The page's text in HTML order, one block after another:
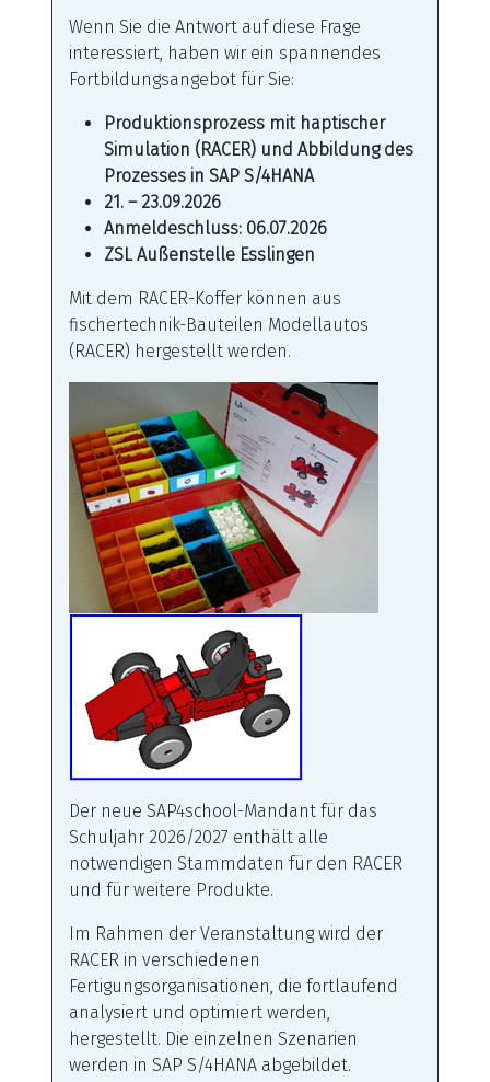
Wenn Sie die Antwort auf diese Frage
interessiert, haben wir ein spannendes
Fortbildungsangebot für Sie:
Produktionsprozess mit haptischer
Simulation (RACER) und Abbildung des
Prozesses in SAP S/4HANA
21. – 23.09.2026
Anmeldeschluss: 06.07.2026
ZSL Außenstelle Esslingen
Mit dem RACER-Koffer können aus
fischertechnik-Bauteilen Modellautos
(RACER) hergestellt werden.
Der neue SAP4school-Mandant für das
Schuljahr 2026/2027 enthält alle
notwendigen Stammdaten für den RACER
und für weitere Produkte.
Im Rahmen der Veranstaltung wird der
RACER in verschiedenen
Fertigungsorganisationen, die fortlaufend
analysiert und optimiert werden,
hergestellt. Die einzelnen Szenarien
werden in SAP S/4HANA abgebildet.